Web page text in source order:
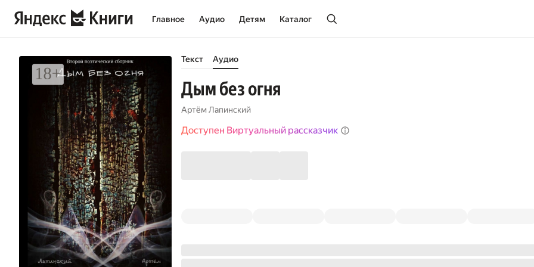
Главное Аудио Детям Каталог
Текст Аудио
Дым без огня
Артём Лапинский
Доступен Виртуальный рассказчик